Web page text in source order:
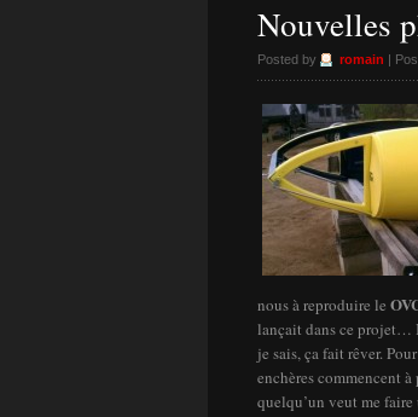
Nouvelles
Posted by romain |
nous à reproduire le
lançait dans ce projet…
je sais, ça fait rêver.
enchères commencent
quelqu’un veut me faire